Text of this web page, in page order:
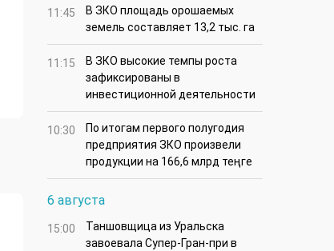
11:45
В ЗКО площадь орошаемых
земель составляет 13,2 тыс. га
11:15
В ЗКО высокие темпы роста
зафиксированы в
инвестиционной деятельности
10:30
По итогам первого полугодия
предприятия ЗКО произвели
продукции на 166,6 млрд теңге
6 августа
15:00
Таншовщица из Уральска
завоевала Супер-Гран-при в